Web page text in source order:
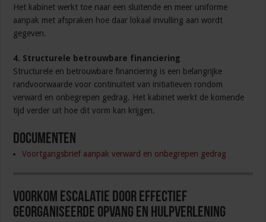
Het kabinet werkt toe naar een sluitende en meer uniforme
aanpak met afspraken hoe daar lokaal invulling aan wordt
gegeven.
4. Structurele betrouwbare financiering
Structurele en betrouwbare financiering is een belangrijke
randvoorwaarde voor continuïteit van initiatieven rondom
verward en onbegrepen gedrag. Het kabinet werkt de komende
tijd verder uit hoe dit vorm kan krijgen.
Documenten
Voortgangsbrief aanpak verward en onbegrepen gedrag
Voorkom escalatie door effectief
georganiseerde opvang en hulpverlening